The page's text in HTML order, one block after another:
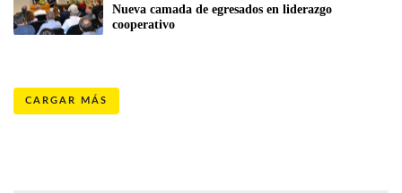
Nueva camada de egresados en liderazgo
cooperativo
CARGAR MÁS